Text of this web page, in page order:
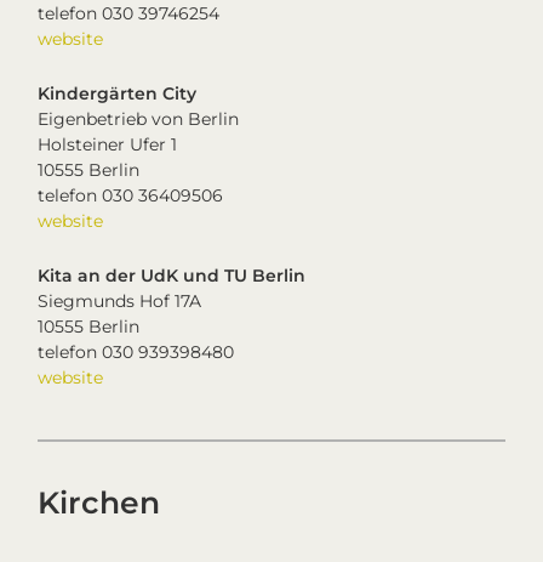
telefon 030 39746254
website
Kindergärten City
Eigenbetrieb von Berlin
Holsteiner Ufer 1
10555 Berlin
telefon 030 36409506
website
Kita an der UdK und TU Berlin
Siegmunds Hof 17A
10555 Berlin
telefon 030 939398480
website
Kirchen